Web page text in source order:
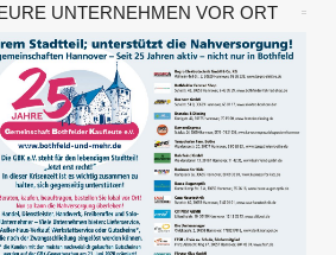
UNTERNEHMEN VOR ORT